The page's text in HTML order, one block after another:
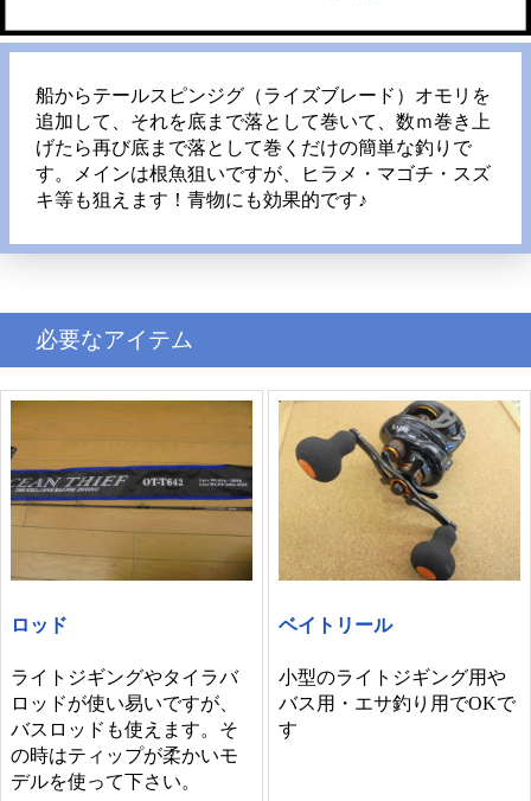
船からテールスピンジグ（ライズブレード）オモリを
追加して、それを底まで落として巻いて、数ｍ巻き上
げたら再び底まで落として巻くだけの簡単な釣りで
す。メインは根魚狙いですが、ヒラメ・マゴチ・スズ
キ等も狙えます！青物にも効果的です♪
必要なアイテム
ロッド
ライトジギングやタイラバ
ロッドが使い易いですが、
バスロッドも使えます。そ
の時はティップが柔かいモ
デルを使って下さい。
ベイトリール
小型のライトジギング用や
バス用・エサ釣り用でOKで
す